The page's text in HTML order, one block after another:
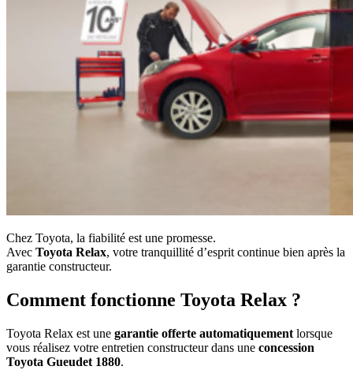
Chez Toyota, la fiabilité est une promesse.
Avec Toyota Relax, votre tranquillité d’esprit continue bien après la
garantie constructeur.
Comment fonctionne Toyota Relax ?
Toyota Relax est une garantie offerte automatiquement lorsque
vous réalisez votre entretien constructeur dans une concession
Toyota Gueudet 1880.